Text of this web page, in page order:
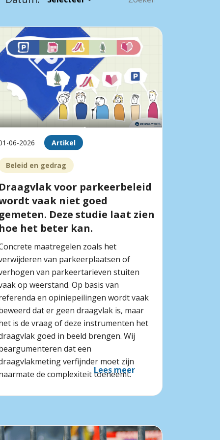
06-2026 Artikel
Beleid en gedrag
Draagvlak voor parkeerbeleid
vaak niet goed
gemeten. Deze studie laat zien
hoe het beter kan.
maatregelen zoals het
van parkeerplaatsen of
van parkeertarieven stuiten
op weerstand. Op basis van
en opiniepeilingen wordt vaak
dat er geen draagvlak is, maar
is de vraag of deze instrumenten het
goed in beeld brengen. Wij
dat een
verfijnder moet zijn
de complexiteit toeneemt.
Lees meer